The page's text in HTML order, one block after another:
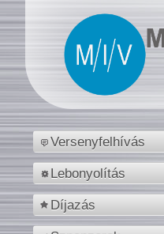
Versenyfelhívás
Lebonyolítás
Díjazás